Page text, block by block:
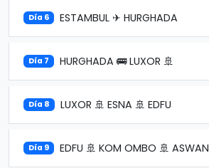
Día 6 ESTAMBUL ✈ HURGHADA
Día 7 HURGHADA 🚌 LUXOR 🚢
Día 8 LUXOR 🚢 ESNA 🚢 EDFU
Día 9 EDFU 🚢 KOM OMBO 🚢 ASWAN